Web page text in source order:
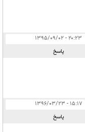
۲۰:۲۳ - ۱۳۹۵/۰۹/۰۲
پاسخ
۱۵:۱۷ - ۱۳۹۶/۰۳/۲۳
پاسخ